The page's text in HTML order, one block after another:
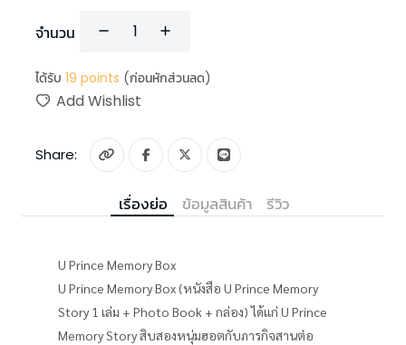
จำนวน
ได้รับ 19 points (ก่อนหักส่วนลด)
Add Wishlist
Share:
เรื่องย่อ ข้อมูลสินค้า รีวิว
U Prince Memory Box
U Prince Memory Box (หนังสือ U Prince Memory
Story 1 เล่ม + Photo Book + กล่อง) ได้แก่ U Prince
Memory Story สิบสองหนุ่มฮอตกับภารกิจสานต่อ